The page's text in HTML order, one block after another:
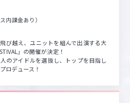
内課金あり）
び越え、ユニットを組んで出演する大
」の開催が決定！
のアイドルを選抜し、トップを目指し
ロデュース！